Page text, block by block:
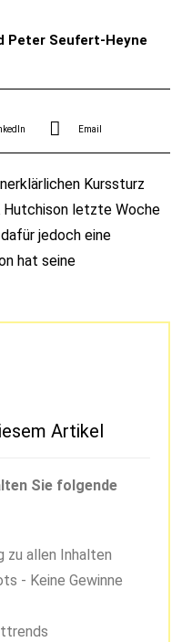
Peter Seufert-Heyne
Email
Kurssturz
letzte Woche
jedoch eine
hat seine
Artikel
Sie folgende
zu allen Inhalten
- Keine Gewinne